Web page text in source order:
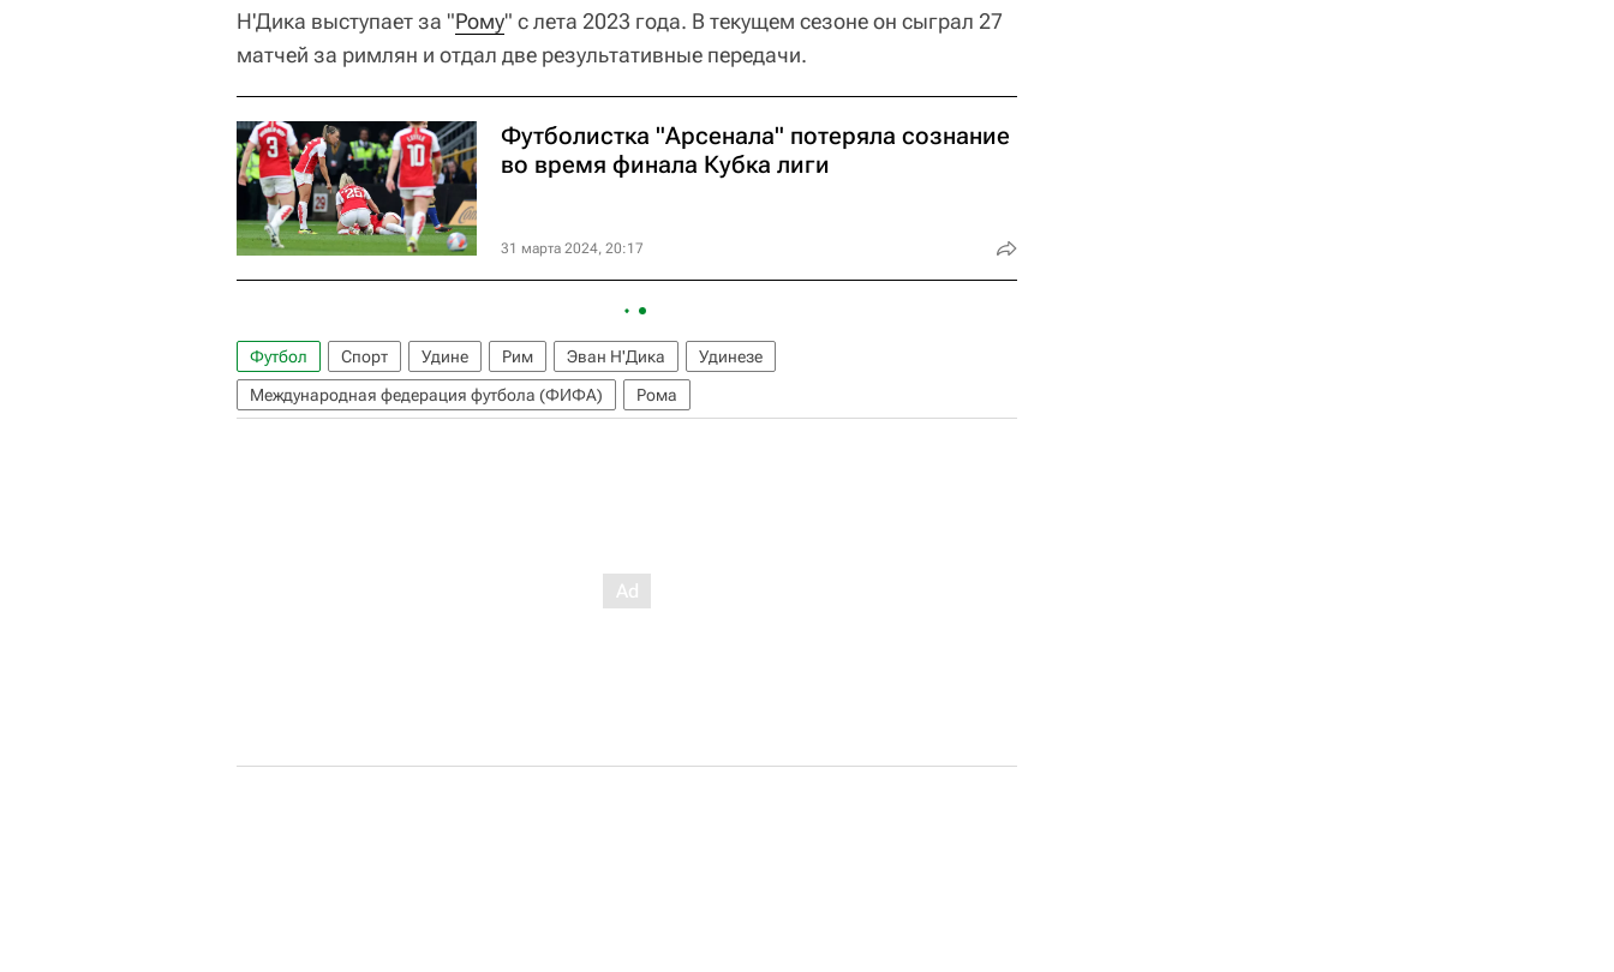
Н'Дика выступает за "Рому" с лета 2023 года. В текущем сезоне он сыграл 27
матчей за римлян и отдал две результативные передачи.
Футболистка "Арсенала" потеряла сознание
во время финала Кубка лиги
31 марта 2024, 20:17
Футбол Спорт Удине Рим Эван Н'Дика
Удинезе
Международная федерация футбола (ФИФА)
Рома